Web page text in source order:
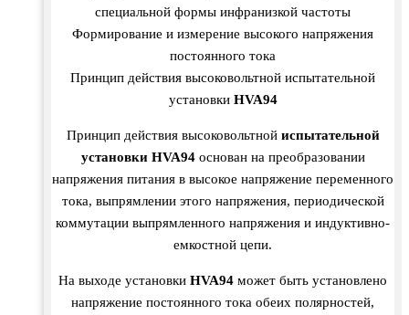
специальной формы инфранизкой частоты
Формирование и измерение высокого напряжения
постоянного тока
Принцип действия высоковольтной испытательной
установки HVA94
Принцип действия высоковольтной испытательной
установки HVA94основан на преобразовании
напряжения питания в высокое напряжение переменного
тока, выпрямлении этого напряжения, периодической
коммутации выпрямленного напряжения и индуктивно-
емкостной цепи.
На выходе установки HVA94 может быть установлено
напряжение постоянного тока обеих полярностей,